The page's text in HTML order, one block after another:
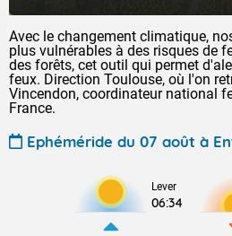
Avec le changement climatique,
plus vulnérables à des risques de
des forêts, cet outil qui permet
feux. Direction Toulouse, où l'on
Vincendon, coordinateur national
France.
Ephéméride du 07 août à
Lever
06:34